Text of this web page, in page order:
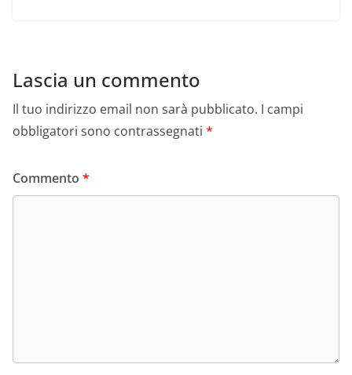
Lascia un commento
Il tuo indirizzo email non sarà pubblicato. I campi
obbligatori sono contrassegnati *
Commento *